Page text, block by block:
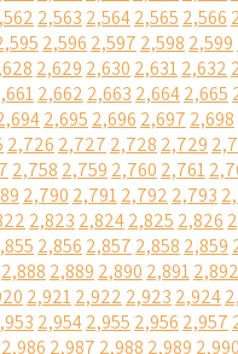
2,563 2,5642,565 2,566
2,596 2,597 2,598 2,599
2,629 2,630 2,6312,632
2,662 2,663 2,6642,665
2,695 2,696 2,697 2,698
2,726 2,727 2,728 2,729
2,758 2,759 2,760 2,761
2,790 2,7912,792 2,793
2,823 2,8242,825 2,826
2,856 2,857 2,858 2,859
2,888 2,889 2,890 2,8912,892
2,9212,922 2,923 2,924
2,9542,955 2,956 2,957
2,986 2,987 2,988 2,989 2,990